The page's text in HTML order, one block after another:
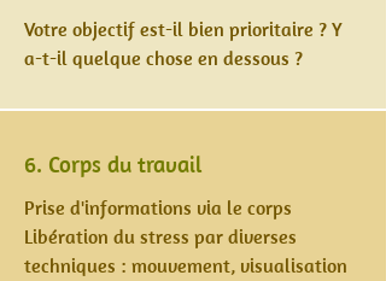
Votre objectif est-il bien prioritaire ? Y
a-t-il quelque chose en dessous ?
6. Corps du travail
Prise d'informations via le corps
Libération du stress par diverses
techniques : mouvement, visualisation